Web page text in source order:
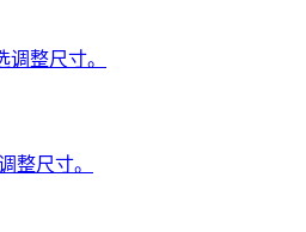
整尺寸。
整尺寸。